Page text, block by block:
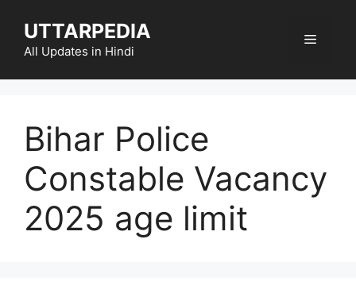
content
UTTARPEDIA
All Updates in Hindi
Menu
Bihar Police
Constable Vacancy
2025 age limit